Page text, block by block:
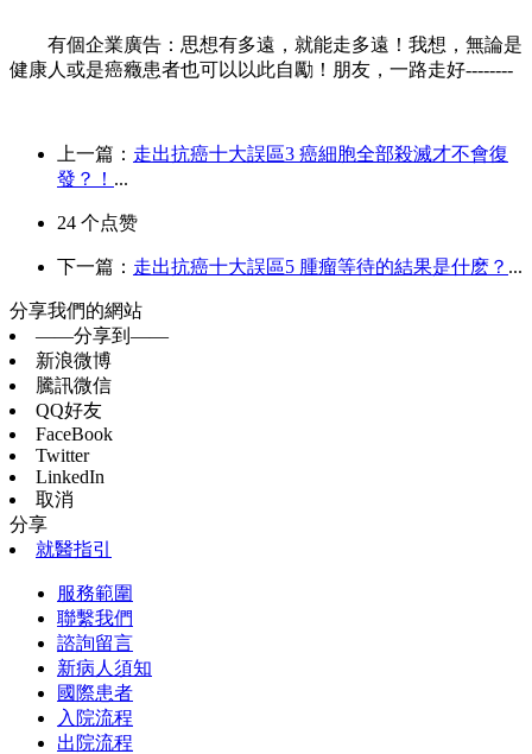
有個企業廣告：思想有多遠，就能走多遠！我想，無論是
健康人或是癌癥患者也可以以此自勵！朋友，一路走好--------
上一篇： 走出抗癌十大誤區3 癌細胞全部殺滅才不會復
發？！ ...
24 个点赞
下一篇： 走出抗癌十大誤區5 腫瘤等待的結果是什麽？ ...
分享我們的網站
——分享到——
新浪微博
騰訊微信
QQ好友
FaceBook
Twitter
LinkedIn
取消
分享
就醫指引
服務範圍
聯繫我們
諮詢留言
新病人須知
國際患者
入院流程
出院流程